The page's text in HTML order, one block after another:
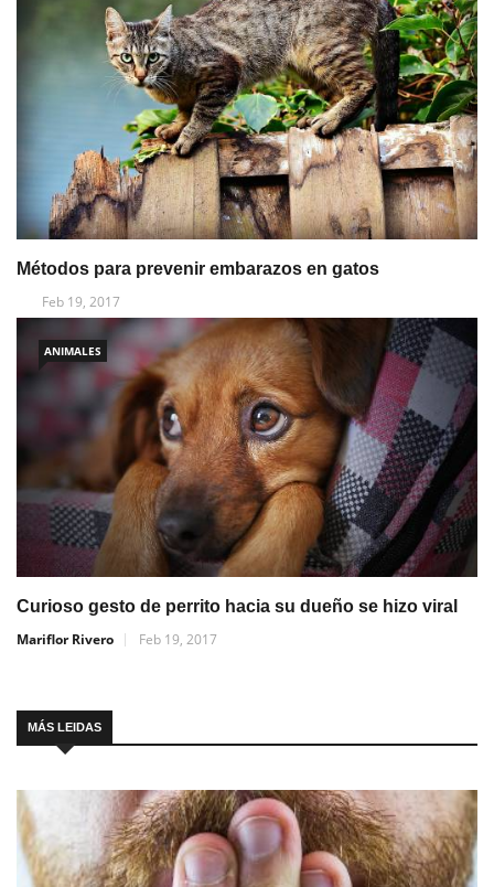
Métodos para prevenir embarazos en gatos
Feb 19, 2017
ANIMALES
Curioso gesto de perrito hacia su dueño se hizo viral
Mariflor Rivero
Feb 19, 2017
MÁS LEIDAS